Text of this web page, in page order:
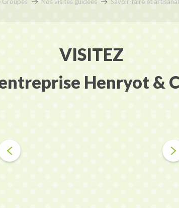
VISITEZ
Henryot &